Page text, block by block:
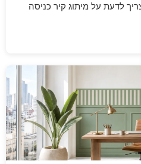
לדעת על מיתוג קיר כניסה